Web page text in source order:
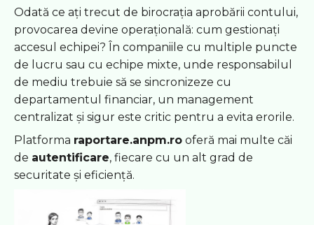
Odată ce ați trecut de birocrația aprobării contului,
provocarea devine operațională: cum gestionați
accesul echipei? În companiile cu multiple puncte
de lucru sau cu echipe mixte, unde responsabilul
de mediu trebuie să se sincronizeze cu
departamentul financiar, un management
centralizat și sigur este critic pentru a evita erorile.
Platforma raportare.anpm.ro oferă mai multe căi
de autentificare, fiecare cu un alt grad de
securitate și eficiență.